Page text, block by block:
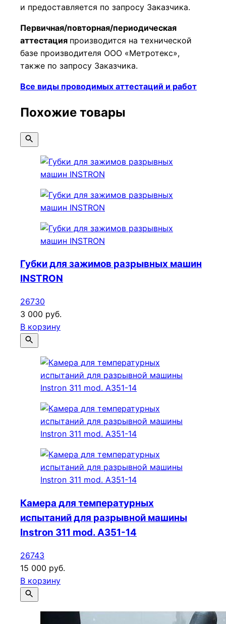
и предоставляется по запросу Заказчика.
Первичная/повторная/периодическая
аттестация производится на технической
базе производителя ООО «Метротекс»,
также по запросу Заказчика.
Все виды проводимых аттестаций и работ
Похожие товары
Губки для зажимов разрывных машин
INSTRON
26730
3 000 руб.
В корзину
Камера для температурных
испытаний для разрывной машины
Instron 311 mod. A351-14
26743
15 000 руб.
В корзину